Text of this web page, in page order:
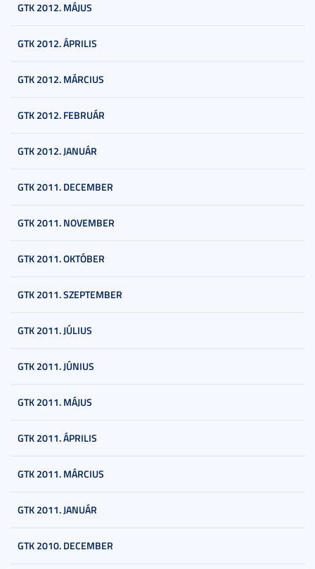
GTK 2012. MÁJUS
GTK 2012. ÁPRILIS
GTK 2012. MÁRCIUS
GTK 2012. FEBRUÁR
GTK 2012. JANUÁR
GTK 2011. DECEMBER
GTK 2011. NOVEMBER
GTK 2011. OKTÓBER
GTK 2011. SZEPTEMBER
GTK 2011. JÚLIUS
GTK 2011. JÚNIUS
GTK 2011. MÁJUS
GTK 2011. ÁPRILIS
GTK 2011. MÁRCIUS
GTK 2011. JANUÁR
GTK 2010. DECEMBER